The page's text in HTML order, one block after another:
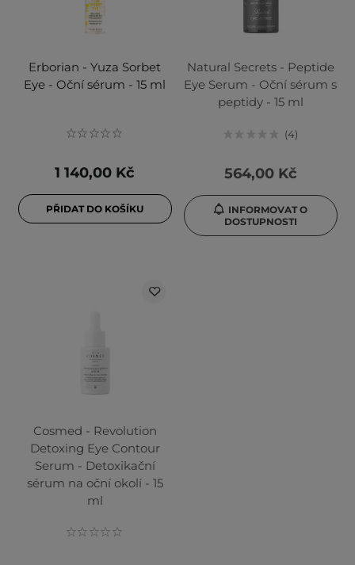
Erborian - Yuza Sorbet
Eye - Oční sérum - 15 ml
1 140,00 Kč
PŘIDAT DO KOŠÍKU
Natural Secrets - Peptide
Eye Serum - Oční sérum s
peptidy - 15 ml
4
564,00 Kč
INFORMOVAT O
DOSTUPNOSTI
Cosmed - Revolution
Detoxing Eye Contour
Serum - Detoxikační
sérum na oční okolí - 15
ml